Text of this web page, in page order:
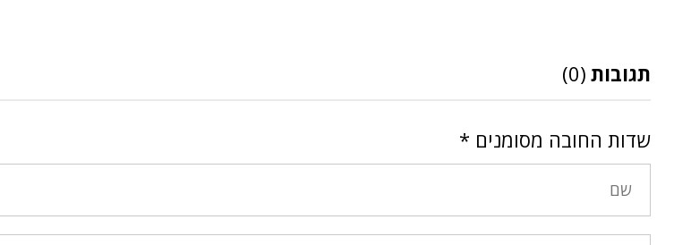
תגובות (0)
שדות החובה מסומנים *